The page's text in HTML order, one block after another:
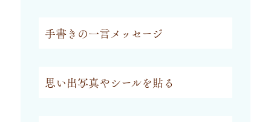
手書きの一言メッセージ
思い出写真やシールを貼る